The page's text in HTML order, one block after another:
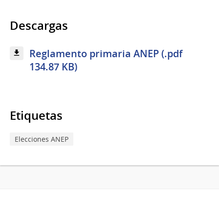
Descargas
Reglamento primaria ANEP (.pdf
134.87 KB)
Etiquetas
Elecciones ANEP